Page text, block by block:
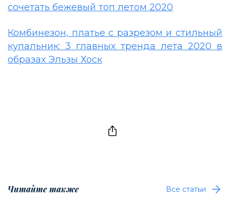
сочетать бежевый топ летом 2020
Комбинезон, платье с разрезом и стильный
купальник: 3 главных тренда лета 2020 в
образах Эльзы Хоск
Читайте также Все статьи